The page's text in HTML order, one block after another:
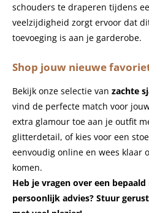
schouders te draperen tijdens
veelzijdigheid zorgt ervoor dat
toevoeging is aan je garderobe.
Shop jouw nieuwe
Bekijk onze selectie van zachte
vind de perfecte match voor
extra glamour toe aan je outfit
glitterdetail, of kies voor een
eenvoudig online en wees klaar
komen.
Heb je vragen over een
persoonlijk advies? Stuur